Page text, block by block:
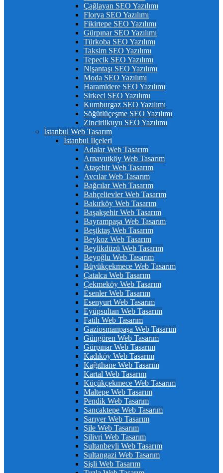
Çağlayan SEO Yazılımı
Florya SEO Yazılımı
Fikirtepe SEO Yazılımı
Gürpınar SEO Yazılımı
Türkoba SEO Yazılımı
Taksim SEO Yazılımı
Tepecik SEO Yazılımı
Nişantaşı SEO Yazılımı
Moda SEO Yazılımı
Haramidere SEO Yazılımı
Sirkeci SEO Yazılımı
Kumburgaz SEO Yazılımı
Söğütlüçeşme SEO Yazılımı
Zincirlikuyu SEO Yazılımı
İstanbul Web Tasarım
İstanbul İlçeleri
Adalar Web Tasarım
Arnavutköy Web Tasarım
Ataşehir Web Tasarım
Avcılar Web Tasarım
Bağcılar Web Tasarım
Bahçelievler Web Tasarım
Bakırköy Web Tasarım
Başakşehir Web Tasarım
Bayrampaşa Web Tasarım
Beşiktaş Web Tasarım
Beykoz Web Tasarım
Beylikdüzü Web Tasarım
Beyoğlu Web Tasarım
Büyükçekmece Web Tasarım
Çatalca Web Tasarım
Çekmeköy Web Tasarım
Esenler Web Tasarım
Esenyurt Web Tasarım
Eyüpsultan Web Tasarım
Fatih Web Tasarım
Gaziosmanpaşa Web Tasarım
Güngören Web Tasarım
Gürpınar Web Tasarım
Kadıköy Web Tasarım
Kağıthane Web Tasarım
Kartal Web Tasarım
Küçükçekmece Web Tasarım
Maltepe Web Tasarım
Pendik Web Tasarım
Sancaktepe Web Tasarım
Sarıyer Web Tasarım
Şile Web Tasarım
Silivri Web Tasarım
Sultanbeyli Web Tasarım
Sultangazi Web Tasarım
Şişli Web Tasarım